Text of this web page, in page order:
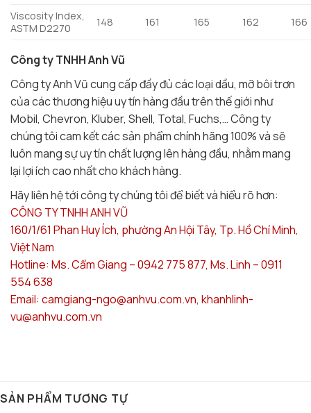
Viscosity Index,
ASTM D2270
148 161 165 162 166
Công ty TNHH Anh Vũ
Công ty Anh Vũ cung cấp đầy đủ các loại dầu, mỡ bôi trơn
của các thương hiệu uy tín hàng đầu trên thế giới như
Mobil, Chevron, Kluber, Shell, Total, Fuchs,… Công ty
chúng tôi cam kết các sản phẩm chính hãng 100% và sẽ
luôn mang sự uy tín chất lượng lên hàng đầu, nhằm mang
lại lợi ích cao nhất cho khách hàng.
Hãy liên hệ tới công ty chúng tôi để biết và hiểu rõ hơn:
CÔNG TY TNHH ANH VŨ
160/1/61 Phan Huy Ích, phường An Hội Tây, Tp. Hồ Chí Minh,
Việt Nam
Hotline: Ms. Cẩm Giang – 0942 775 877, Ms. Linh – 0911
554 638
Email: camgiang-ngo@anhvu.com.vn, khanhlinh-
vu@anhvu.com.vn
SẢN PHẨM TƯƠNG TỰ